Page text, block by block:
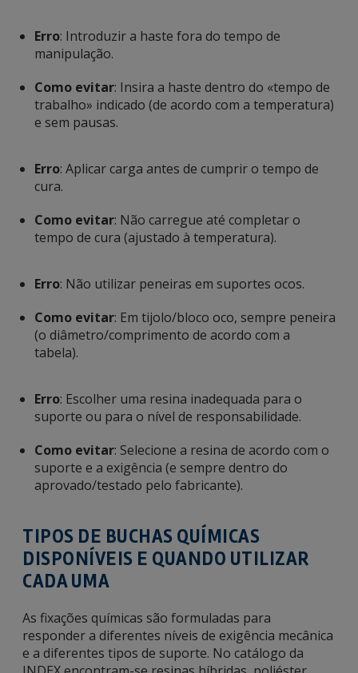
Erro: Introduzir a haste fora do tempo de
manipulação.
Como evitar: Insira a haste dentro do «tempo de
trabalho» indicado (de acordo com a temperatura)
e sem pausas.
Erro: Aplicar carga antes de cumprir o tempo de
cura.
Como evitar: Não carregue até completar o
tempo de cura (ajustado à temperatura).
Erro: Não utilizar peneiras em suportes ocos.
Como evitar: Em tijolo/bloco oco, sempre peneira
(o diâmetro/comprimento de acordo com a
tabela).
Erro: Escolher uma resina inadequada para o
suporte ou para o nível de responsabilidade.
Como evitar: Selecione a resina de acordo com o
suporte e a exigência (e sempre dentro do
aprovado/testado pelo fabricante).
TIPOS DE BUCHAS QUÍMICAS
DISPONÍVEIS E QUANDO UTILIZAR
CADA UMA
As fixações químicas são formuladas para
responder a diferentes níveis de exigência mecânica
e a diferentes tipos de suporte. No catálogo da